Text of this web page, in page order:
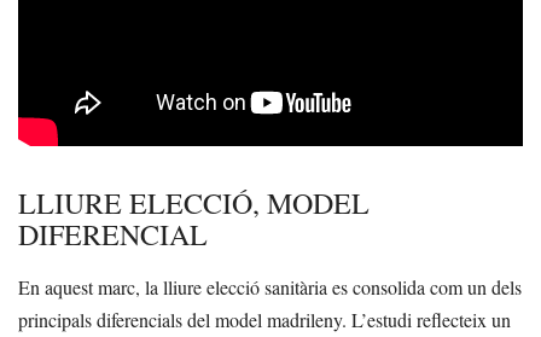
LLIURE ELECCIÓ, MODEL
DIFERENCIAL
En aquest marc, la lliure elecció sanitària es consolida com un dels
principals diferencials del model madrileny. L’estudi reflecteix un